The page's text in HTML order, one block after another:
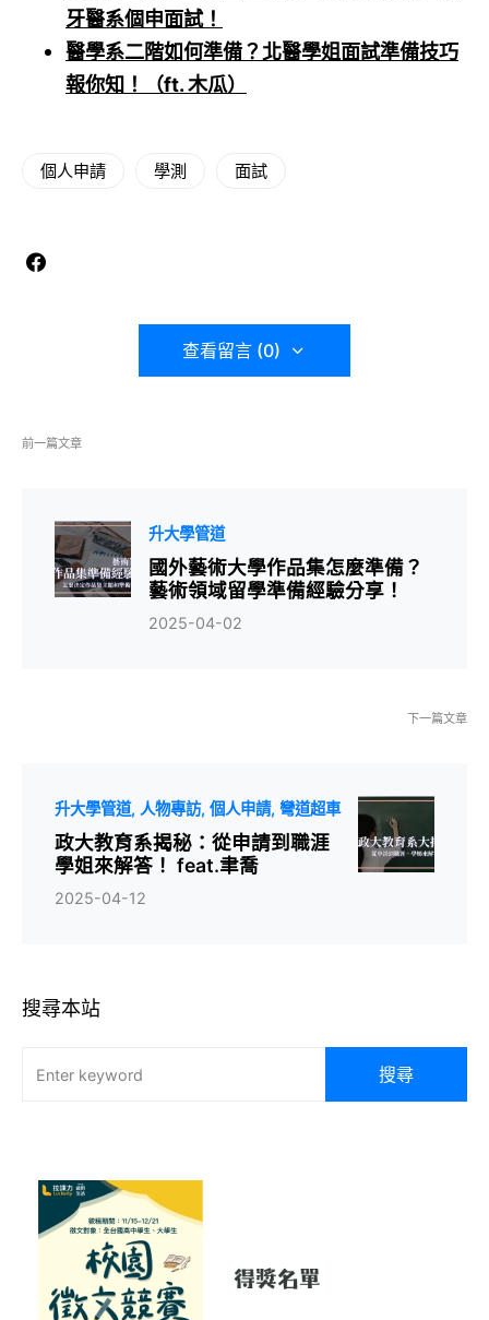
牙醫系個申面試！
醫學系二階如何準備？北醫學姐面試準備技巧
報你知！（ft. 木瓜）
個人申請 學測 面試
查看留言 (0)
前一篇文章
升大學管道
國外藝術大學作品集怎麼準備？
藝術領域留學準備經驗分享！
2025-04-02
下一篇文章
升大學管道 人物專訪 個人申請 彎道超車
政大教育系揭秘：從申請到職涯
學姐來解答！ feat.聿喬
2025-04-12
搜尋本站
搜尋